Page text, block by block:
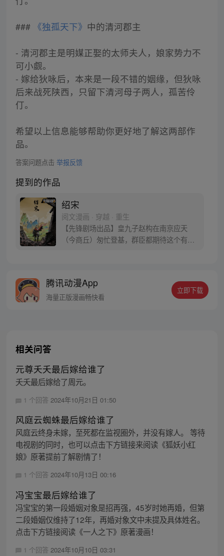
### 《独孤天下》 中的清河郡主
- 清河郡主是明媒正娶的太师夫人，娘家势力不
可小觑。
- 嫁给狄咏后，本来是一段不错的姻缘，但狄咏
后来战死陕西，只留下清河母子两人，孤苦伶
仃。
希望以上信息能够帮助你更好地了解这两部作
品。
答案问题点击 举报反馈
提到的作品
绍宋
阅文漫画 · 穿越 · 重生
【先锋剧场出品】皇九子赵构在南京应天
（今商丘）匆忙登基，群臣都期待这个有英
一头栽入了水井中，起来后就谁都不认识
了！朕要抗金！可朕的心腹在何处？！这是
腾讯动漫App
海量正版漫画畅快看
立即下载
相关问答
元尊夭夭最后嫁给谁了
夭夭最后嫁给了周元。
1 个回答 2024年10月21日 01:50
风庭云蜘蛛最后嫁给谁了
风庭云终身未嫁，至死都在监视圈外，并没有嫁人。 等待
电视剧的同时，也可以点击下方链接来阅读《狐妖小红
娘》原著提前了解剧情了！
1 个回答 2024年10月13日 00:16
冯宝宝最后嫁给谁了
冯宝宝的第一段婚姻对象是招再强，45岁时她再婚，但第
二段婚姻仅维持了12年，再婚对象文中未提及具体姓名。
点击下方链接阅读《一人之下》原著漫画！
1 个回答 2024年10月10日 03:31